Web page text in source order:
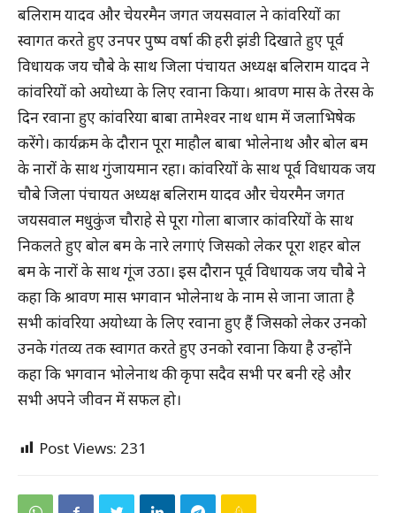
बलिराम यादव और चेयरमैन जगत जयसवाल ने कांवरियों का
स्वागत करते हुए उनपर पुष्प वर्षा की हरी झंडी दिखाते हुए पूर्व
विधायक जय चौबे के साथ जिला पंचायत अध्यक्ष बलिराम यादव ने
कांवरियों को अयोध्या के लिए रवाना किया। श्रावण मास के तेरस के
दिन रवाना हुए कांवरिया बाबा तामेश्वर नाथ धाम में जलाभिषेक
करेंगे। कार्यक्रम के दौरान पूरा माहौल बाबा भोलेनाथ और बोल बम
के नारों के साथ गुंजायमान रहा। कांवरियों के साथ पूर्व विधायक जय
चौबे जिला पंचायत अध्यक्ष बलिराम यादव और चेयरमैन जगत
जयसवाल मधुकुंज चौराहे से पूरा गोला बाजार कांवरियों के साथ
निकलते हुए बोल बम के नारे लगाएं जिसको लेकर पूरा शहर बोल
बम के नारों के साथ गूंज उठा। इस दौरान पूर्व विधायक जय चौबे ने
कहा कि श्रावण मास भगवान भोलेनाथ के नाम से जाना जाता है
सभी कांवरिया अयोध्या के लिए रवाना हुए हैं जिसको लेकर उनको
उनके गंतव्य तक स्वागत करते हुए उनको रवाना किया है उन्होंने
कहा कि भगवान भोलेनाथ की कृपा सदैव सभी पर बनी रहे और
सभी अपने जीवन में सफल हो।
Post Views: 231